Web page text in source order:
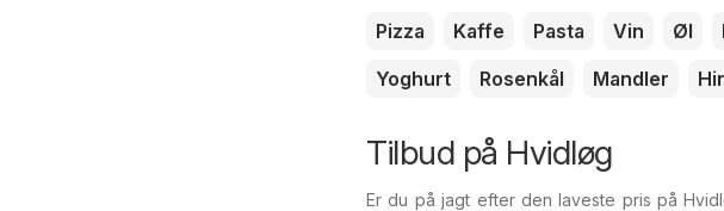
Pizza Kaffe Pasta Vin Øl
Yoghurt
Rosenkål Mandler
Tilbud på Hvidløg
Er du på jagt efter den laveste pris på